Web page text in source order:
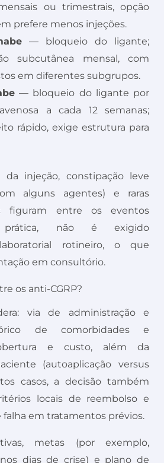
ou trimestrais, opção
prefere menos injeções.
— bloqueio do ligante;
subcutânea mensal, com
em diferentes subgrupos.
— bloqueio do ligante por
a cada 12 semanas;
rápido, exige estrutura para
da injeção, constipação leve
alguns agentes) e raras
figuram entre os eventos
prática, não é exigido
rotineiro, o que
em consultório.
os anti-CGRP?
via de administração e
de comorbidades e
e custo, além da
(autoaplicação versus
casos, a decisão também
locais de reembolso e
em tratamentos prévios.
metas (por exemplo,
dias de crise) e plano de